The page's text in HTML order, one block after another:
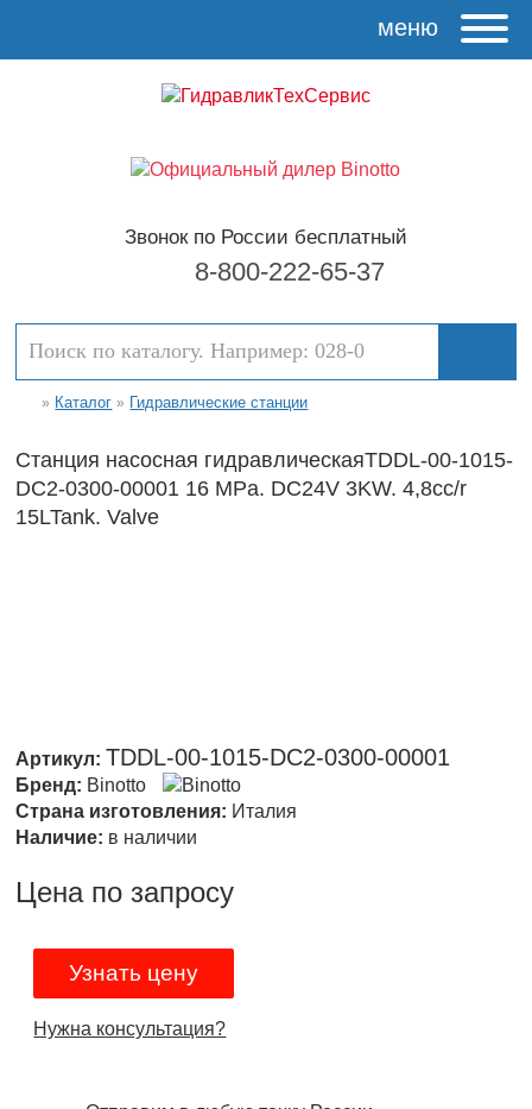
меню
Звонок по России бесплатный
8-800-222-65-37
» Каталог » Гидравлические станции
Станция насосная гидравлическаяTDDL-00-1015-
DC2-0300-00001 16 MPa. DC24V 3KW. 4,8cc/r
15LTank. Valve
Артикул: TDDL-00-1015-DC2-0300-00001
Бренд: Binotto
Страна изготовления: Италия
Наличие: в наличии
Цена по запросу
Узнать цену
Нужна консультация?